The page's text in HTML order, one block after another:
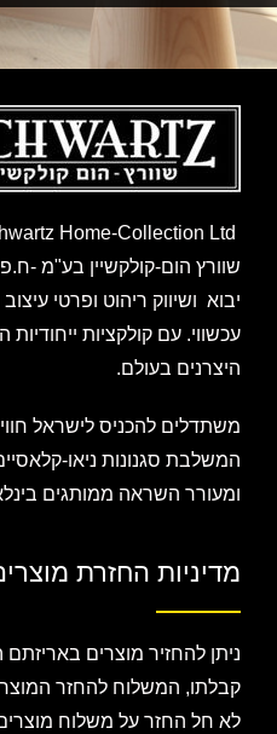
שוורץ הום-קולקשיין בע"מ -ח.פ.
יבוא ושיווק ריהוט ופרטי
עכשווי. עם קולקציות
היצרנים בעולם.
משתדלים להכניס לישראל
המשלבת סגנונות ניאו-
ומעורר השראה ממותגים
מדיניות החזרת
קבלתו, המשלוח להחזר המוצר
לא חל החזר על משלוח